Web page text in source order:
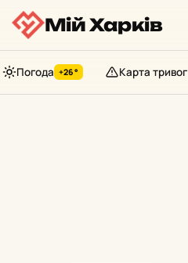
Мій Харків
Погода +26° Карта тривог